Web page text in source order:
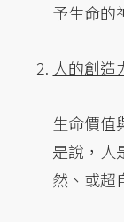
予生命的
人的創造
生命價值
是說，人
然、或超